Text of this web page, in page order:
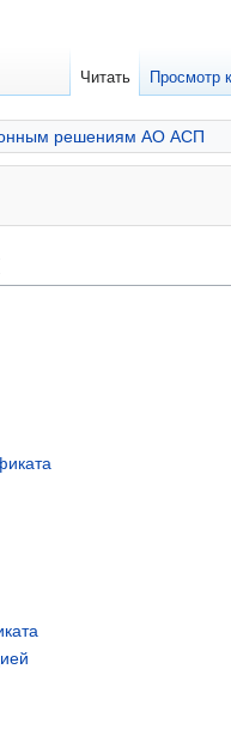
решениям АО АСП
Читать Просмотр